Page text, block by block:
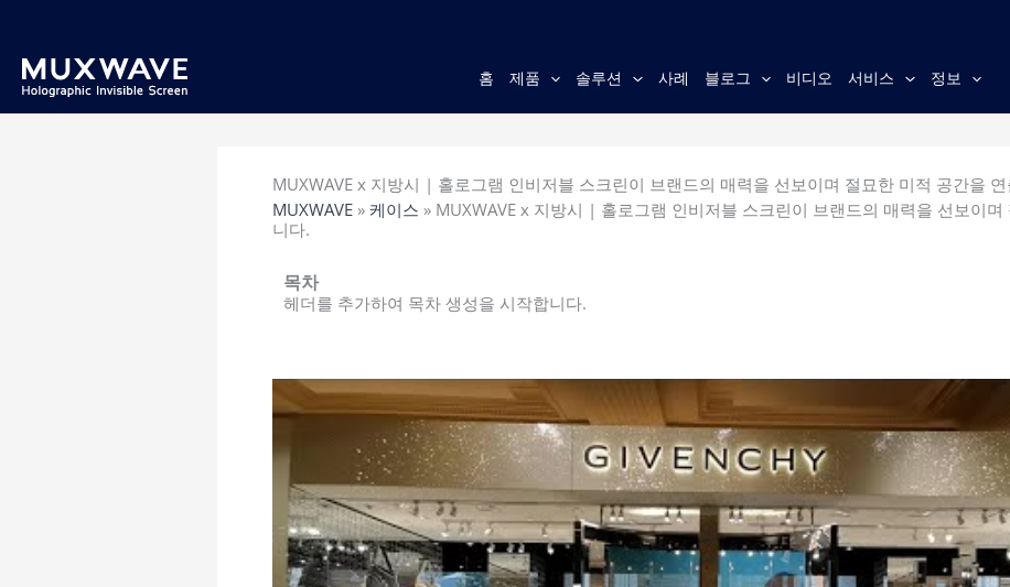
홈 제품 솔루션 사례 블로그 비디오 서비스 정보
MUXWAVE x 지방시 | 홀로그램 인비저블 스크린이 브랜드의 매력을 선보이며 절묘한 미적 공간을
MUXWAVE » 케이스 » MUXWAVE x 지방시 | 홀로그램 인비저블 스크린이 브랜드의 매력을 선보이
니다.
목차
헤더를 추가하여 목차 생성을 시작합니다.